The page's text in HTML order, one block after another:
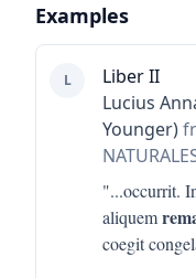
Examples
L
Liber II
Lucius
Younger)
"...occurrit.
aliquem
coegit